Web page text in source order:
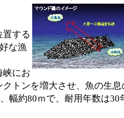
する
な漁
にお
トンを増大させ、魚の生息
幅約80ｍで、耐用年数は30